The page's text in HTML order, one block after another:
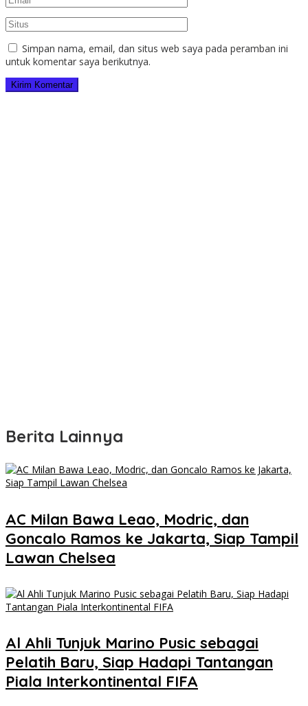
Simpan nama, email, dan situs web saya pada peramban ini
untuk komentar saya berikutnya.
Berita Lainnya
AC Milan Bawa Leao, Modric, dan
Goncalo Ramos ke Jakarta, Siap Tampil
Lawan Chelsea
Al Ahli Tunjuk Marino Pusic sebagai
Pelatih Baru, Siap Hadapi Tantangan
Piala Interkontinental FIFA